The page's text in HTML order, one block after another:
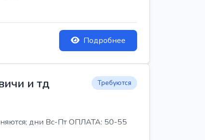
Подробнее
и тд Требуются
дни Вс-Пт ОПЛАТА: 50-55